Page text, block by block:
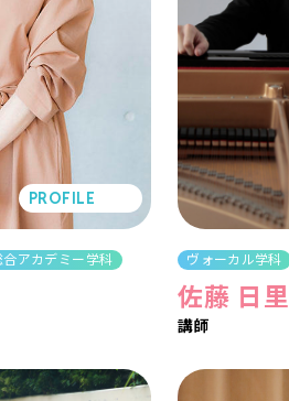
PROFILE
合アカデミー学科 ヴォーカル学科
佐藤 日里
講師